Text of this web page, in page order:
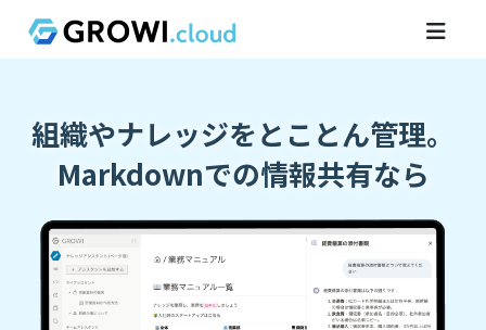
組織やナレッジをとことん管理。
Markdownでの情報共有なら